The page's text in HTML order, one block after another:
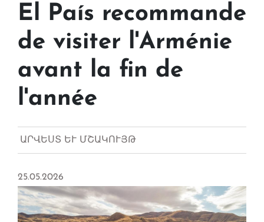
El País recommande
de visiter l'Arménie
avant la fin de
l'année
ԱՐՎԵՍՏ ԵՒ ՄՇԱԿՈՒՅԹ
25.05.2026